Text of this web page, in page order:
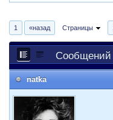
1 «назад Страницы
Сообщений
natka